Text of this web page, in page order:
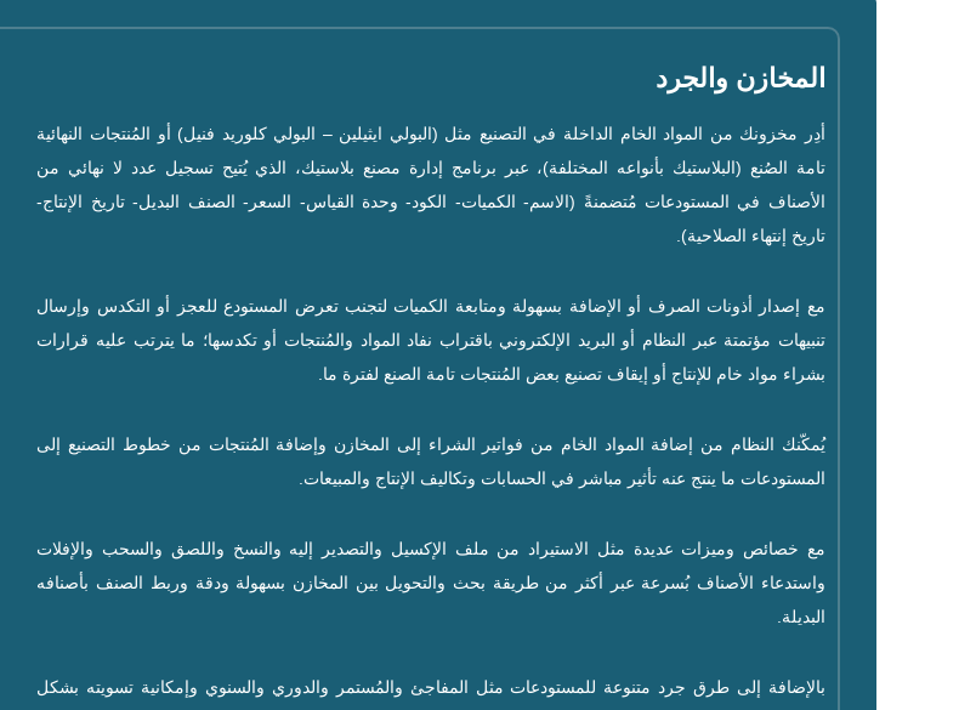
المخازن والجرد
أدِر مخزونك من المواد الخام الداخلة في التصنيع مثل (البولي ايثيلين – البولي كلوريد فنيل) أو المُنتجات النهائية
تامة الصُنع (البلاستيك بأنواعه المختلفة)، عبر برنامج إدارة مصنع بلاستيك، الذي يُتيح تسجيل عدد لا نهائي من
الأصناف في المستودعات مُتضمنةً (الاسم- الكميات- الكود- وحدة القياس- السعر- الصنف البديل- تاريخ الإنتاج-
تاريخ إنتهاء الصلاحية).
مع إصدار أذونات الصرف أو الإضافة بسهولة ومتابعة الكميات لتجنب تعرض المستودع للعجز أو التكدس وإرسال
تنبيهات مؤتمتة عبر النظام أو البريد الإلكتروني باقتراب نفاد المواد والمُنتجات أو تكدسها؛ ما يترتب عليه قرارات
بشراء مواد خام للإنتاج أو إيقاف تصنيع بعض المُنتجات تامة الصنع لفترة ما.
يُمكّنك النظام من إضافة المواد الخام من فواتير الشراء إلى المخازن وإضافة المُنتجات من خطوط التصنيع إلى
المستودعات ما ينتج عنه تأثير مباشر في الحسابات وتكاليف الإنتاج والمبيعات.
مع خصائص وميزات عديدة مثل الاستيراد من ملف الإكسيل والتصدير إليه والنسخ واللصق والسحب والإفلات
واستدعاء الأصناف بُسرعة عبر أكثر من طريقة بحث والتحويل بين المخازن بسهولة ودقة وربط الصنف بأصنافه
البديلة.
بالإضافة إلى طرق جرد متنوعة للمستودعات مثل المفاجئ والمُستمر والدوري والسنوي وإمكانية تسويته بشكل